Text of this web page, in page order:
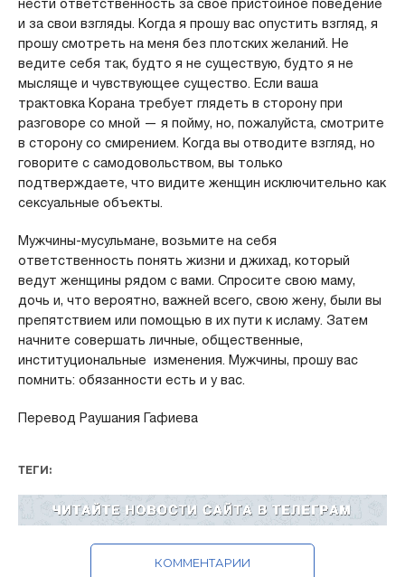
нести ответственность за свое пристойное поведение
и за свои взгляды. Когда я прошу вас опустить взгляд, я
прошу смотреть на меня без плотских желаний. Не
ведите себя так, будто я не существую, будто я не
мысляще и чувствующее существо. Если ваша
трактовка Корана требует глядеть в сторону при
разговоре со мной — я пойму, но, пожалуйста, смотрите
в сторону со смирением. Когда вы отводите взгляд, но
говорите с самодовольством, вы только
подтверждаете, что видите женщин исключительно как
сексуальные объекты.
Мужчины-мусульмане, возьмите на себя
ответственность понять жизни и джихад, который
ведут женщины рядом с вами. Спросите свою маму,
дочь и, что вероятно, важней всего, свою жену, были вы
препятствием или помощью в их пути к исламу. Затем
начните совершать личные, общественные,
институциональные изменения. Мужчины, прошу вас
помнить: обязанности есть и у вас.
Перевод Раушания Гафиева
ТЕГИ:
КОММЕНТАРИИ